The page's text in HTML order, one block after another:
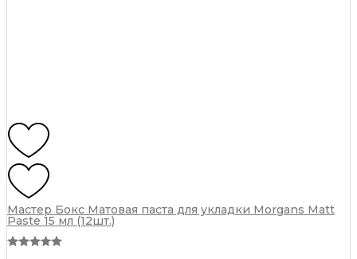
Мастер Бокс Матовая паста для укладки Morgans Matt
Paste 15 мл (12шт.)